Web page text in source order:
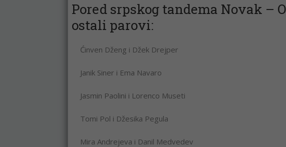
Pored srpskog tandema Novak –
ostali parovi:
Ćinven Dženg i Džek Drejper
Janik Siner i Ema Navaro
Jasmin Paolini i Lorenco Museti
Tomi Pol i Džesika Pegula
Mira Andrejeva i Danil Medvedev